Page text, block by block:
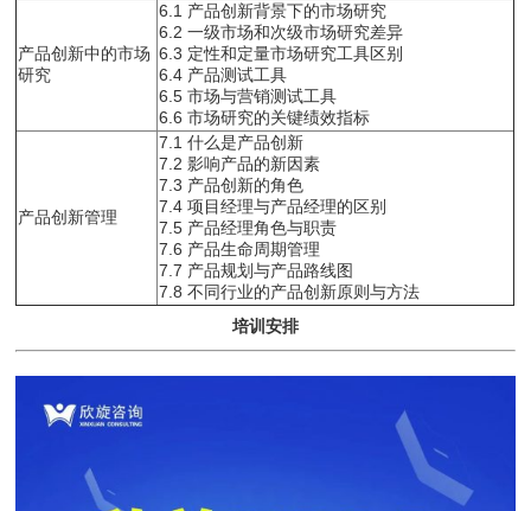
产品创新中的市场
研究
6.1 产品创新背景下的市场研究
6.2 一级市场和次级市场研究差异
6.3 定性和定量市场研究工具区别
6.4 产品测试工具
6.5 市场与营销测试工具
6.6 市场研究的关键绩效指标
产品创新管理
7.1 什么是产品创新
7.2 影响产品的新因素
7.3 产品创新的角色
7.4 项目经理与产品经理的区别
7.5 产品经理角色与职责
7.6 产品生命周期管理
7.7 产品规划与产品路线图
7.8 不同行业的产品创新原则与方法
培训安排